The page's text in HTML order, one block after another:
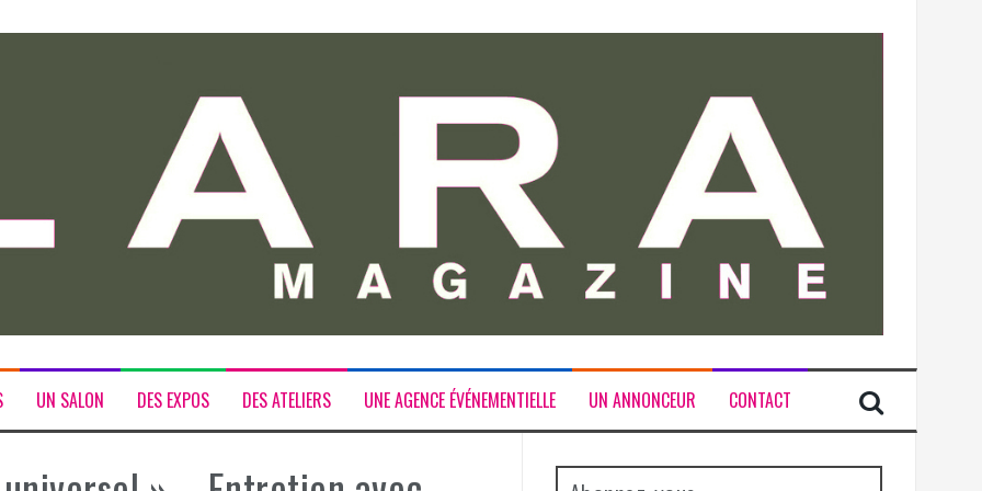
UN SALON DES EXPOS DES ATELIERS UNE AGENCE ÉVÉNEMENTIELLE UN ANNONCEUR CONTACT